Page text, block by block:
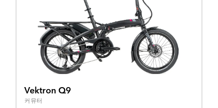
Vektron Q9
커뮤터